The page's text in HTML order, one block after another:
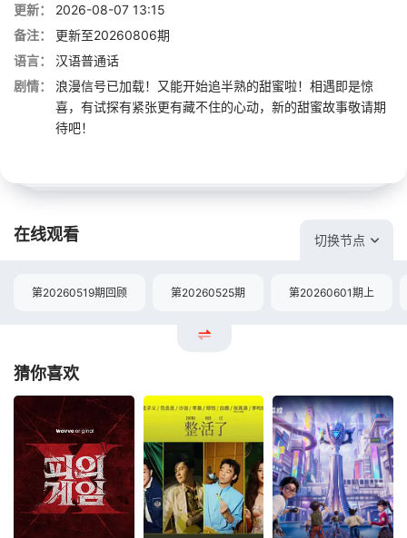
更新：
2026-08-07 13:15
备注：
更新至20260806期
语言：
汉语普通话
剧情：
浪漫信号已加载！又能开始追半熟的甜蜜啦！相遇即是惊
喜，有试探有紧张更有藏不住的心动，新的甜蜜故事敬请期
待吧！
在线观看 切换节点
第20260519期回顾 第20260525期 第20260601期上
猜你喜欢